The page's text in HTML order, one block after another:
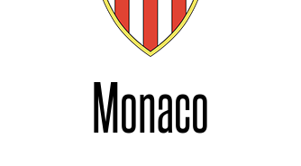
Monaco